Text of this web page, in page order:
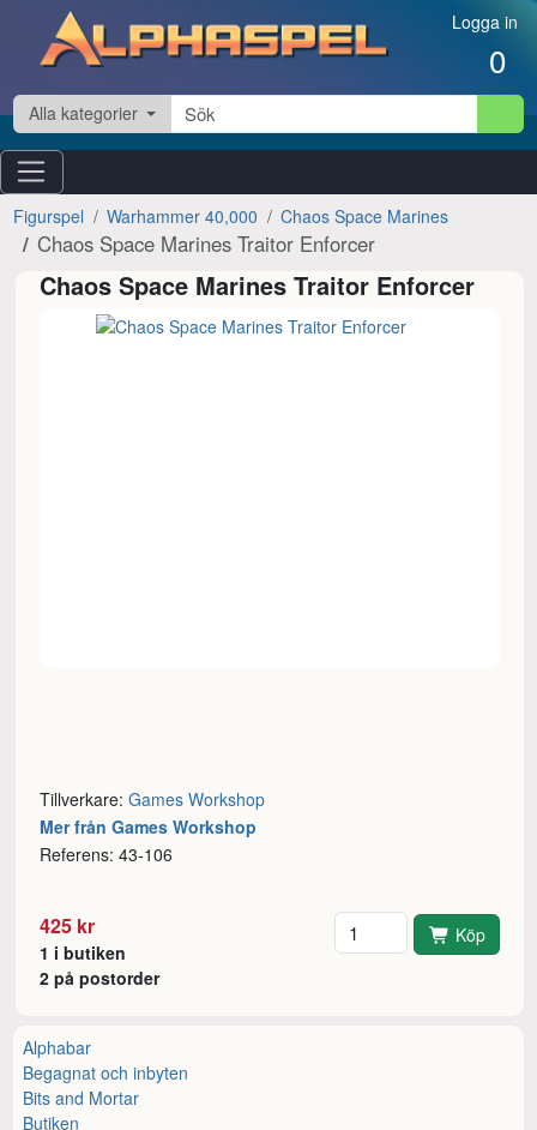
Hoppa till innehåll Logga in
0
Alla kategorier
Figurspel Warhammer 40,000 Chaos Space Marines
Chaos Space Marines Traitor Enforcer
Chaos Space Marines Traitor Enforcer
Tillverkare:Games Workshop
Mer från Games Workshop
Referens: 43-106
425 kr
1 i butiken
2 på postorder
Antal Köp
Alphabar
Begagnat och inbyten
Bits and Mortar
Butiken